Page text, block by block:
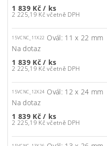
1 839 Kč/ ks
2 225,19 Kč včetně DPH
15VCNC_11X22 Ovál: 11 x 22 mm
Na dotaz
1 839 Kč/ ks
2 225,19 Kč včetně DPH
15VCNC_12X24 Ovál: 12 x 24 mm
Na dotaz
1 839 Kč/ ks
2 225,19 Kč včetně DPH